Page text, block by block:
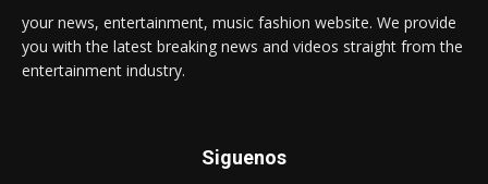
your news, entertainment, music fashion website. We provide
you with the latest breaking news and videos straight from the
entertainment industry.
Siguenos